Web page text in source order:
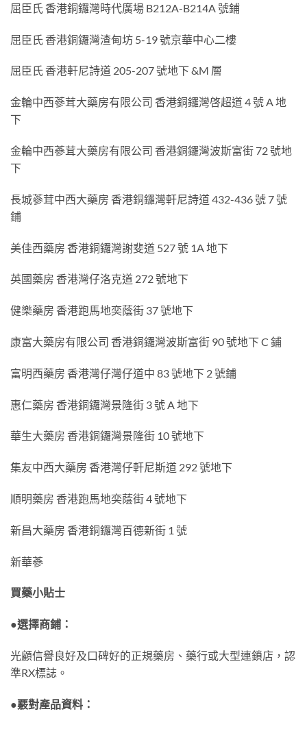
屈臣氏 香港銅鑼灣時代廣場 B212A-B214A 號鋪
屈臣氏 香港銅鑼灣渣甸坊 5-19 號京華中心二樓
屈臣氏 香港軒尼詩道 205-207 號地下 &M 層
金輪中西蔘茸大藥房有限公司 香港銅鑼灣啓超道 4 號 A 地
下
金輪中西蔘茸大藥房有限公司 香港銅鑼灣波斯富街 72 號地
下
長城蔘茸中西大藥房 香港銅鑼灣軒尼詩道 432-436 號 7 號
鋪
美佳西藥房 香港銅鑼灣謝斐道 527 號 1A 地下
英國藥房 香港灣仔洛克道 272 號地下
健樂藥房 香港跑馬地奕蔭街 37 號地下
康富大藥房有限公司 香港銅鑼灣波斯富街 90 號地下 C 鋪
富明西藥房 香港灣仔灣仔道中 83 號地下 2 號鋪
惠仁藥房 香港銅鑼灣景隆街 3 號 A 地下
華生大藥房 香港銅鑼灣景隆街 10 號地下
集友中西大藥房 香港灣仔軒尼斯道 292 號地下
順明藥房 香港跑馬地奕蔭街 4 號地下
新昌大藥房 香港銅鑼灣百德新街 1 號
新華蔘
買藥小貼士
●選擇商鋪：
光顧信譽良好及口碑好的正規藥房、藥行或大型連鎖店，認
準RX標誌。
●覈對產品資料：